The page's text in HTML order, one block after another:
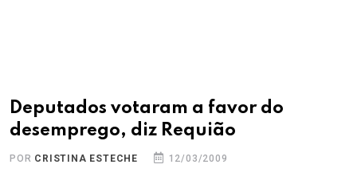
Deputados votaram a favor do
desemprego, diz Requião
POR CRISTINA ESTECHE 12/03/2009